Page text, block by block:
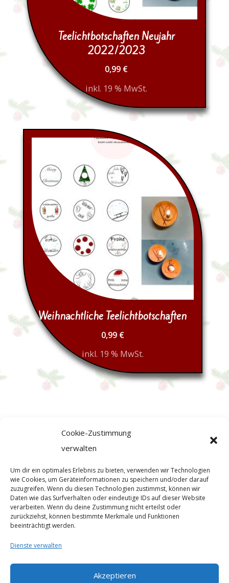
Cookie-Zustimmung
verwalten
Um dir ein optimales Erlebnis zu bieten, verwenden wir Technologien
wie Cookies, um Geräteinformationen zu speichern und/oder darauf
zuzugreifen. Wenn du diesen Technologien zustimmst, können wir
Daten wie das Surfverhalten oder eindeutige IDs auf dieser Website
verarbeiten. Wenn du deine Zustimmung nicht erteilst oder
zurückziehst, können bestimmte Merkmale und Funktionen
beeinträchtigt werden.
Dienste verwalten
Akzeptieren
Teelichtbotschaften Neujahr
2022/2023
0,99 €
inkl. 19 % MwSt.
Weihnachtliche Teelichtbotschaften
0,99 €
inkl. 19 % MwSt.